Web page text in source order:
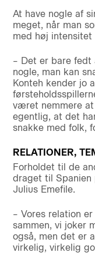
At have nogle af
meget, når man
med høj intensitet
– Det er bare
nogle, man kan
Konteh kender jo
været nemmere
egentlig, at det
snakke med folk,
RELATIONER,
Forholdet til de
draget til
Julius Emefile.
– Vores relation
sammen, vi joker
også, men det er
virkelig, virkelig